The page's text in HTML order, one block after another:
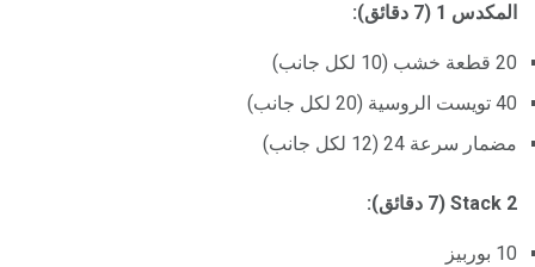
المكدس 1 (7 دقائق):
20 قطعة خشب (10 لكل جانب)
40 تويست الروسية (20 لكل جانب)
مضمار سرعة 24 (12 لكل جانب)
Stack 2 (7 دقائق):
10 بوربيز